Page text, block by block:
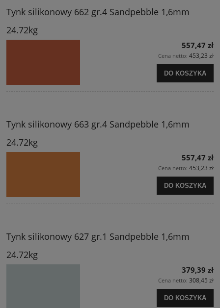
Tynk silikonowy 662 gr.4 Sandpebble 1,6mm
24.72kg
557,47 zł
Cena netto: 453,23 zł
DO KOSZYKA
Tynk silikonowy 663 gr.4 Sandpebble 1,6mm
24.72kg
557,47 zł
Cena netto: 453,23 zł
DO KOSZYKA
Tynk silikonowy 627 gr.1 Sandpebble 1,6mm
24.72kg
379,39 zł
Cena netto: 308,45 zł
DO KOSZYKA